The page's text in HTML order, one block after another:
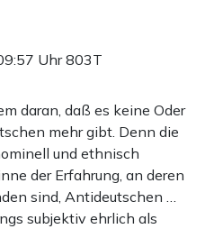
Uhr803T
daran, daß es keine Oder
mehr gibt. Denn die
und ethnisch
der Erfahrung, an deren
sind, Antideutschen …
subjektiv ehrlich als